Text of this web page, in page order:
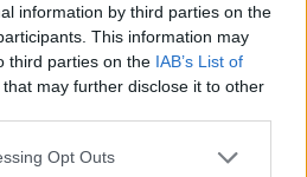
information by third parties on the
This information may
third parties on the IAB’s List of
that may further disclose it to other
Opt Outs